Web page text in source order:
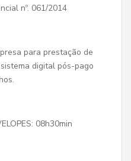
nº. 061/2014
para prestação de
digital pós-pago
08h30min